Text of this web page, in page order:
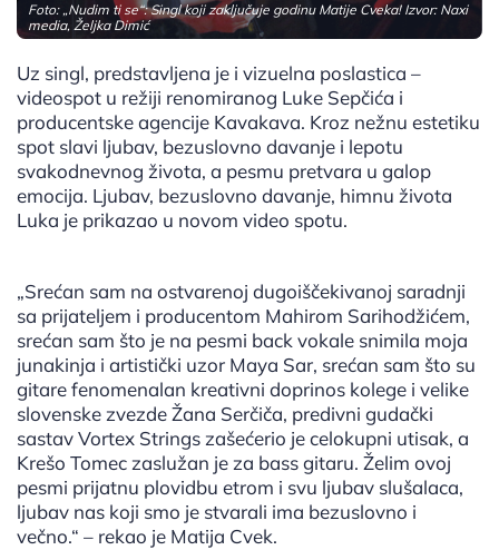
Foto: „Nudim ti se“: Singl koji zaključuje godinu Matije Cveka! Izvor: Naxi
media, Željka Dimić
Uz singl, predstavljena je i vizuelna poslastica –
videospot u režiji renomiranog Luke Sepčića i
producentske agencije Kavakava. Kroz nežnu estetiku
spot slavi ljubav, bezuslovno davanje i lepotu
svakodnevnog života, a pesmu pretvara u galop
emocija. Ljubav, bezuslovno davanje, himnu života
Luka je prikazao u novom video spotu.
„Srećan sam na ostvarenoj dugoiščekivanoj saradnji
sa prijateljem i producentom Mahirom Sarihodžićem,
srećan sam što je na pesmi back vokale snimila moja
junakinja i artistički uzor Maya Sar, srećan sam što su
gitare fenomenalan kreativni doprinos kolege i velike
slovenske zvezde Žana Serčiča, predivni gudački
sastav Vortex Strings zašećerio je celokupni utisak, a
Krešo Tomec zaslužan je za bass gitaru. Želim ovoj
pesmi prijatnu plovidbu etrom i svu ljubav slušalaca,
ljubav nas koji smo je stvarali ima bezuslovno i
večno.“ – rekao je Matija Cvek.